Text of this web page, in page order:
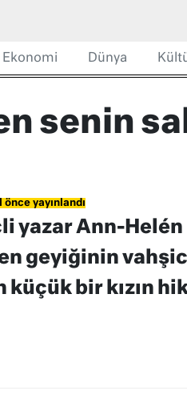
Ekonomi Dünya
senin
önce yayınlandı
yazar Ann-
ren geyiğinin
küçük bir kızın